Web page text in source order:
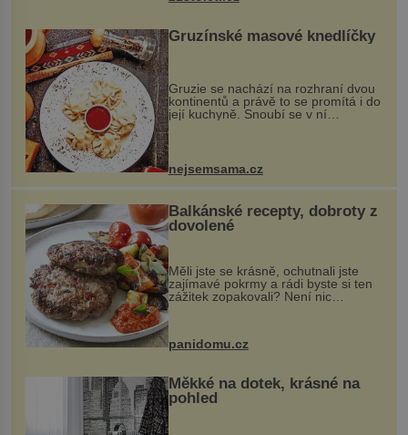
Gruzínské masové knedlíčky
Gruzie se nachází na rozhraní dvou
kontinentů a právě to se promítá i do
její kuchyně. Snoubí se v ní
evropské a asijské chutě a díky tomu
vznikají rozmanité a chuťově bohaté
pokrmy, které rozhodně st...
nejsemsama.cz
Balkánské recepty, dobroty z
dovolené
Měli jste se krásně, ochutnali jste
zajímavé pokrmy a rádi byste si ten
zážitek zopakovali? Není nic
snazšího. Pljeskavica (10 porcí)
Možná jste ji ochutnali na dovolené v
panidomu.cz
Měkké na dotek, krásné na
pohled